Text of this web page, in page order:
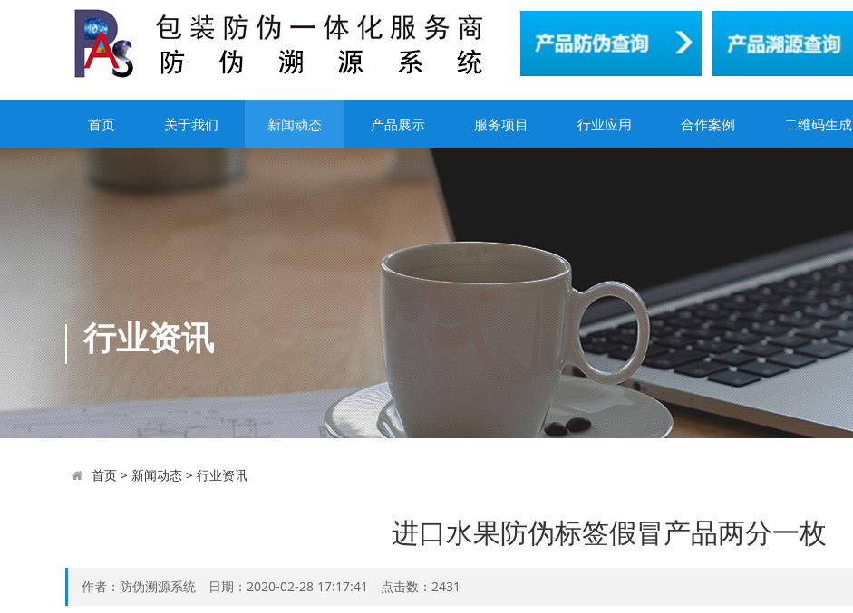
首页 关于我们 新闻动态 产品展示 服务项目 行业应用 合作案例 二维码生成
行业资讯
首页> 新闻动态> 行业资讯
进口水果防伪标签假冒产品两分一枚
作者：防伪溯源系统 日期：2020-02-28 17:17:41 点击数： 2431